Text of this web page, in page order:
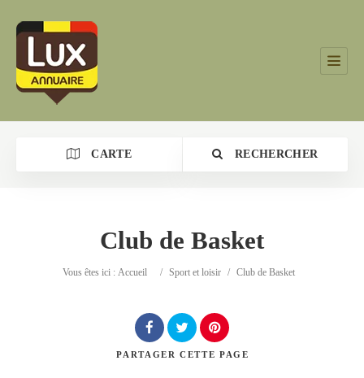
CARTE RECHERCHER
Catégorie
Club de Basket
Vous êtes ici : Accueil / Sport et loisir / Club de Basket
PARTAGER CETTE PAGE